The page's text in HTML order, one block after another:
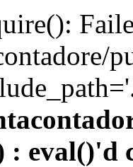
: eval()'d